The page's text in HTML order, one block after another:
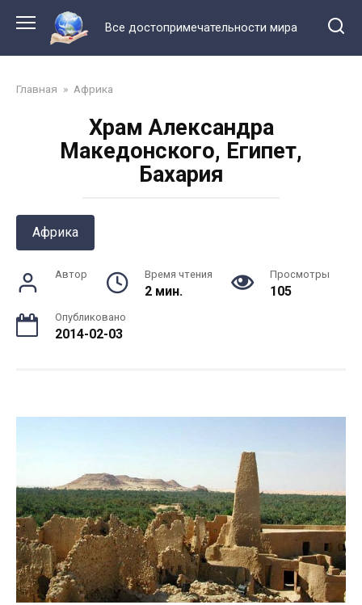
контенту
Все достопримечательности мира
Главная » Африка
Храм Александра
Македонского, Египет,
Бахария
Африка
Автор Время чтения
2 мин.
Просмотры
105
Опубликовано
2014-02-03